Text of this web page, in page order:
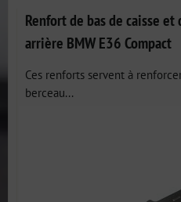
Renfort de bas de caisse
arrière BMW E36 Compact
Ces renforts servent à
berceau...